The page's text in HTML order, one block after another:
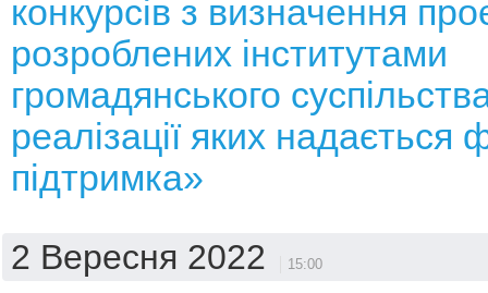
конкурсів з визначення
розроблених інститутами
громадянського
реалізації яких надається
підтримка»
2 Вересня 2022 15:00